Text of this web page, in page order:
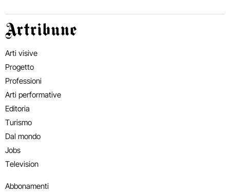
Artribune
Arti visive
Progetto
Professioni
Arti performative
Editoria
Turismo
Dal mondo
Jobs
Television
Abbonamenti